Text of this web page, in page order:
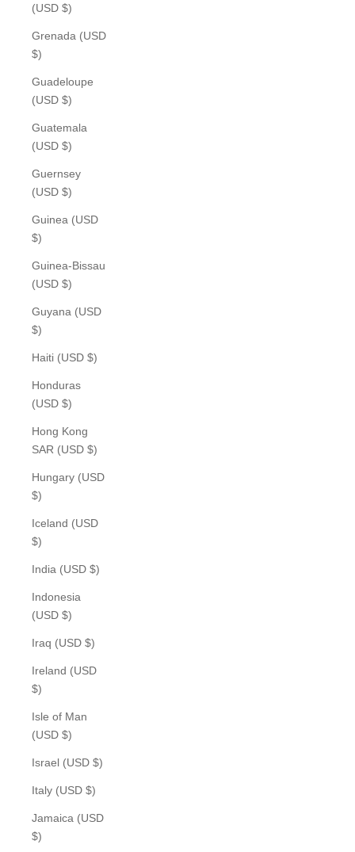
(USD $)
Grenada (USD
$)
Guadeloupe
(USD $)
Guatemala
(USD $)
Guernsey
(USD $)
Guinea (USD
$)
Guinea-Bissau
(USD $)
Guyana (USD
$)
Haiti (USD $)
Honduras
(USD $)
Hong Kong
SAR (USD $)
Hungary (USD
$)
Iceland (USD
$)
India (USD $)
Indonesia
(USD $)
Iraq (USD $)
Ireland (USD
$)
Isle of Man
(USD $)
Israel (USD $)
Italy (USD $)
Jamaica (USD
$)